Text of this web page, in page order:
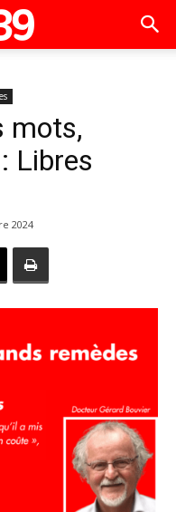
mots,
Libres
2024